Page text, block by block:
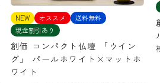
NEW オススメ
送料無料
現金割引あり
創価 コンパクト仏壇 「ウイン
グ」 パールホワイト×マットホ
ワイト